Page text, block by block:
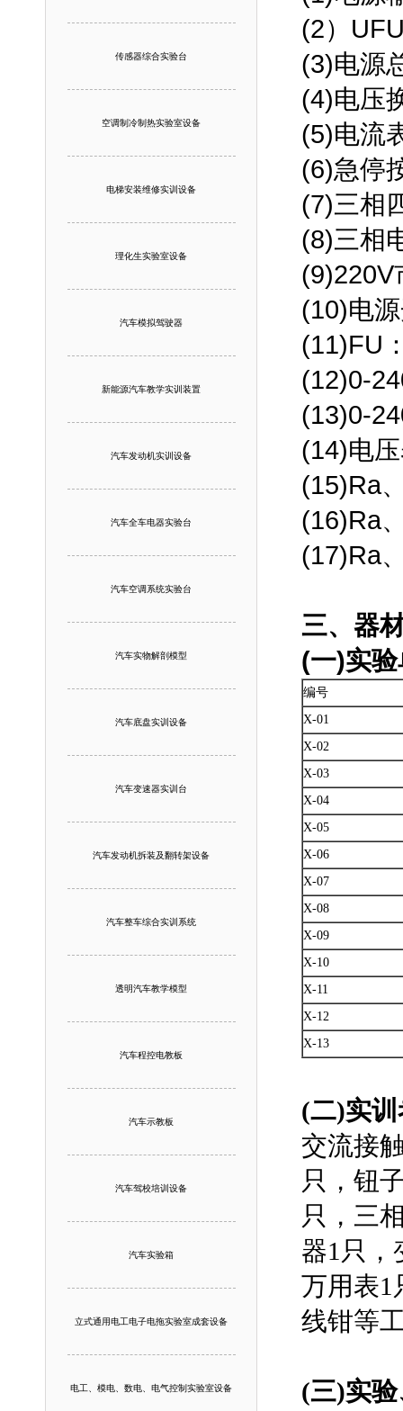
传感器综合实验台
空调制冷制热实验室设备
电梯安装维修实训设备
理化生实验室设备
汽车模拟驾驶器
新能源汽车教学实训装置
汽车发动机实训设备
汽车全车电器实验台
汽车空调系统实验台
汽车实物解剖模型
汽车底盘实训设备
汽车变速器实训台
汽车发动机拆装及翻转架设备
汽车整车综合实训系统
透明汽车教学模型
汽车程控电教板
汽车示教板
汽车驾校培训设备
汽车实验箱
立式通用电工电子电拖实验室成套设备
电工、模电、数电、电气控制实验室设备
(2）
(3)电源
(4)电压
(5)电流
(6)急停
(7)三相
(8)三相
(9)220V
(10)电
(11)FU
(12)0-
(13)0-
(14)电
(15)Ra
(16)Ra
(17)Ra
三、器
(一)实
编号
X-01
X-02
X-03
X-04
X-05
X-06
X-07
X-08
X-09
X-10
X-11
X-12
X-13
(二)实
交流接
只，钮
只，三
器1只，
万用表1
线钳等
(三)实